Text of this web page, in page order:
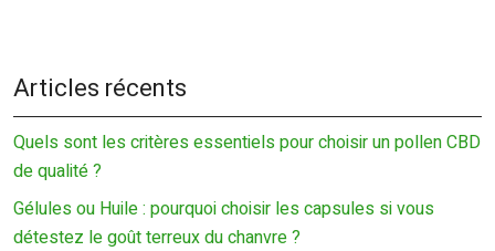
Articles récents
Quels sont les critères essentiels pour choisir un pollen CBD
de qualité ?
Gélules ou Huile : pourquoi choisir les capsules si vous
détestez le goût terreux du chanvre ?